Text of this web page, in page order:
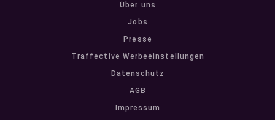
Über uns
Jobs
Presse
Traffective Werbeeinstellungen
Datenschutz
AGB
Impressum